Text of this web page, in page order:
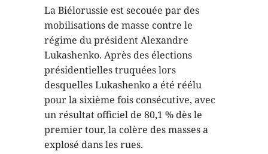
La Biélorussie est secouée par des
mobilisations de masse contre le
régime du président Alexandre
Lukashenko. Après des élections
présidentielles truquées lors
desquelles Lukashenko a été réélu
pour la sixième fois consécutive, avec
un résultat officiel de 80,1 % dès le
premier tour, la colère des masses a
explosé dans les rues.